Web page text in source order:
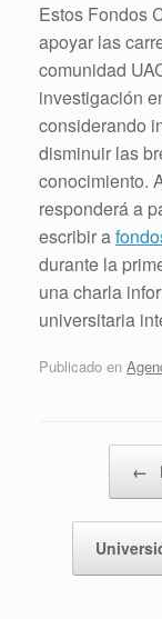
Estos Fondos
apoyar las
comunidad
investigación
considerando
disminuir las
conocimiento.
responderá a
escribir a
durante la
una charla
universitaria
Publicado en
←